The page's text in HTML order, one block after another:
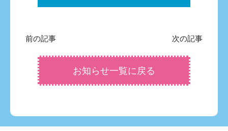
前の記事 次の記事
お知らせ一覧に戻る